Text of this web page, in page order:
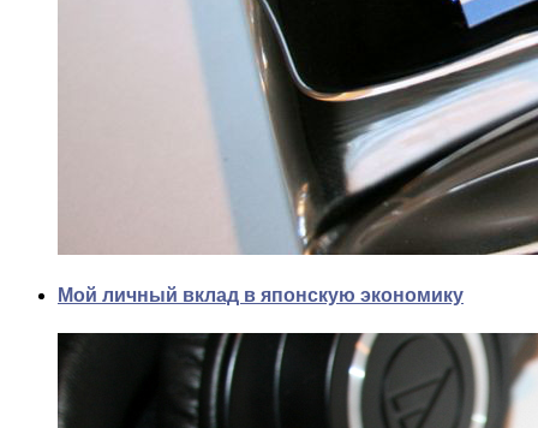
Мой личный вклад в японскую экономику